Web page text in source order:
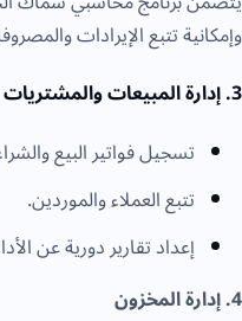
وإمكانية تتبع الإيرادات
3. إدارة المبيعات والمشتريات
تسجيل فواتير البيع
تتبع العملاء والموردين.
إعداد تقارير دورية عن
4. إدارة المخزون